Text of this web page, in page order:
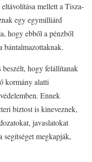
mellett a Tisza-
egy egymilliárd
hogy ebből a pénzből
bántalmazottaknak.
hogy felállítanak
kormány alatti
Ennek
biztost is kineveznek,
javaslatokat
segítséget megkapják,